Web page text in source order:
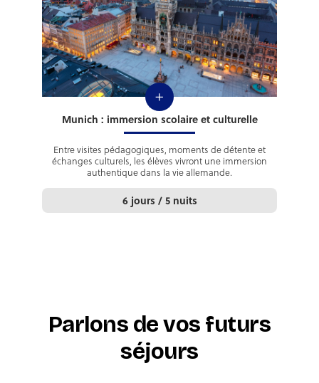
+
Munich : immersion scolaire et culturelle
Entre visites pédagogiques, moments de détente et
échanges culturels, les élèves vivront une immersion
authentique dans la vie allemande.
6 jours / 5 nuits
Parlons de vos futurs
séjours